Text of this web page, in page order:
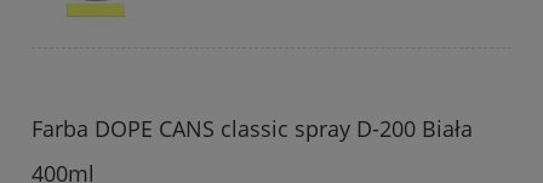
Farba DOPE CANS classic spray D-200 Biała
400ml